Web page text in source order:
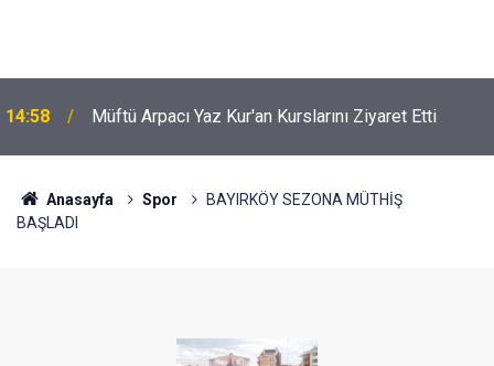
14:58 Müftü Arpacı Yaz Kur'an Kurslarını Ziyaret Etti
Anasayfa Spor
BAYIRKÖY SEZONA MÜTHİŞ
BAŞLADI